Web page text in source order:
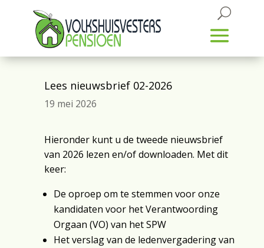
Lees nieuwsbrief 02-2026
19 mei 2026
Hieronder kunt u de tweede nieuwsbrief
van 2026 lezen en/of downloaden. Met dit
keer:
De oproep om te stemmen voor onze
kandidaten voor het Verantwoording
Orgaan (VO) van het SPW
Het verslag van de ledenvergadering van